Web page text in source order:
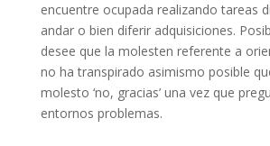
encuentre ocupada realizando tareas
andar o bien diferir adquisiciones.
desee que la molesten referente a
no ha transpirado asimismo posible
molesto ‘no, gracias’ una vez que
entornos problemas.